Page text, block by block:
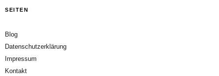
SEITEN
Blog
Datenschutzerklärung
Impressum
Kontakt